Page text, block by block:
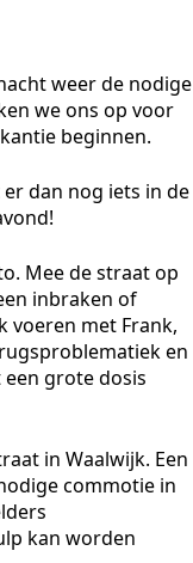
weer de nodige
we ons op voor
beginnen.
dan nog iets in de
Mee de straat op
inbraken of
voeren met Frank,
en
grote dosis
in Waalwijk. Een
commotie in
kan worden